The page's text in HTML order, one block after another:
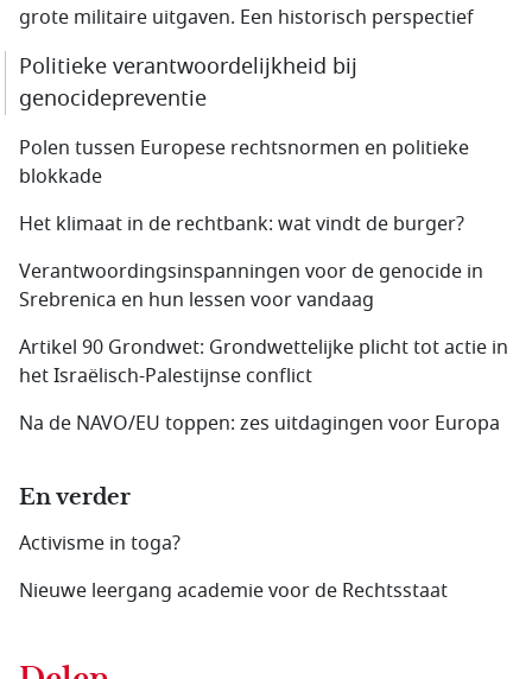
grote militaire uitgaven. Een historisch perspectief
Politieke verantwoordelijkheid bij
genocidepreventie
Polen tussen Europese rechtsnormen en politieke
blokkade
Het klimaat in de rechtbank: wat vindt de burger?
Verantwoordingsinspanningen voor de genocide in
Srebrenica en hun lessen voor vandaag
Artikel 90 Grondwet: Grondwettelijke plicht tot actie in
het Israëlisch-Palestijnse conflict
Na de NAVO/EU toppen: zes uitdagingen voor Europa
En verder
Activisme in toga?
Nieuwe leergang academie voor de Rechtsstaat